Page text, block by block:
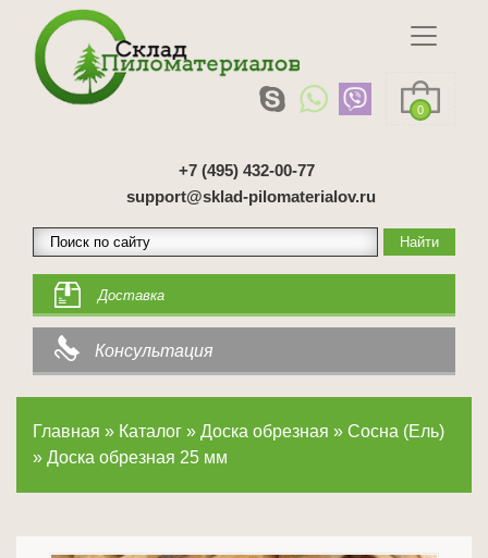
0
+7 (495) 432-00-77
support@sklad-pilomaterialov.ru
Доставка
Консультация
Главная » Каталог » Доска обрезная » Сосна (Ель)
» Доска обрезная 25 мм